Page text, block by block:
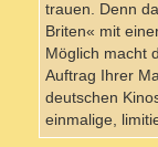
trauen. Denn
Briten« mit
Möglich macht
Auftrag Ihrer
deutschen
einmalige,